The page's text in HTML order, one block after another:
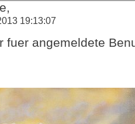
19:13:07
fuer angemeldete